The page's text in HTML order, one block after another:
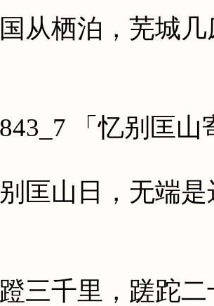
栖泊，芜城几
「忆别匡山
山日，无端是
千里，蹉跎二